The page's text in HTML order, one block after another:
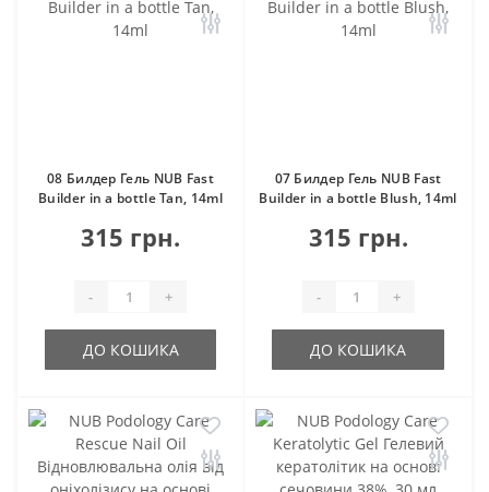
08 Билдер Гель NUB Fast
Builder in a bottle Tan, 14ml
315 грн.
- +
ДО КОШИКА
07 Билдер Гель NUB Fast
Builder in a bottle Blush, 14ml
315 грн.
- +
ДО КОШИКА